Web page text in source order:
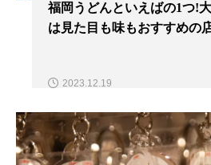
福岡うどんといえばの1つ!
は見た目も味もおすすめの
2023.12.19